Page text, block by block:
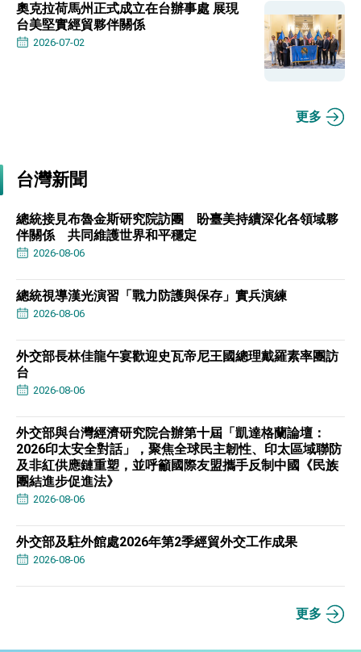
我國政府將在美國亞利桑納州設立「駐鳳凰城辦
事處」，進一步深化台美交流合作
奧克拉荷馬州正式成立在台辦事處 展現
台美堅實經貿夥伴關係
2026-07-02
更多
台灣新聞
總統接見布魯金斯研究院訪團 盼臺美持續深化各領域夥
伴關係 共同維護世界和平穩定
2026-08-06
總統視導漢光演習「戰力防護與保存」實兵演練
2026-08-06
外交部長林佳龍午宴歡迎史瓦帝尼王國總理戴羅素率團訪
台
2026-08-06
外交部與台灣經濟研究院合辦第十屆「凱達格蘭論壇：
2026印太安全對話」，聚焦全球民主韌性、印太區域聯防
及非紅供應鏈重塑，並呼籲國際友盟攜手反制中國《民族
團結進步促進法》
2026-08-06
外交部及駐外館處2026年第2季經貿外交工作成果
2026-08-06
更多